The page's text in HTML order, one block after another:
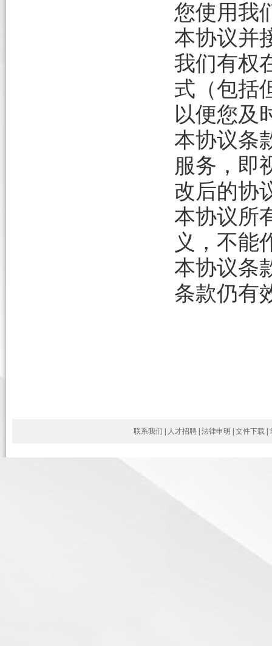
您使用我
本协议并
我们有权
式（包括
以便您及
本协议条
服务，即
改后的协
本协议所
义，不能
本协议条
条款仍有
联系我们 人才招聘 法律申明 文件下载